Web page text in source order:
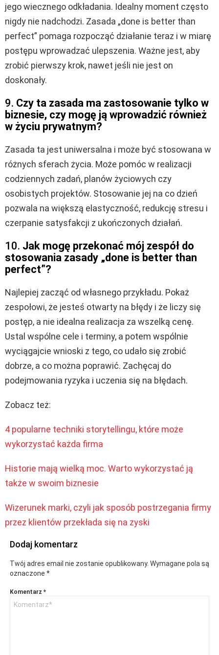
jego wiecznego odkładania. Idealny moment często
nigdy nie nadchodzi. Zasada „done is better than
perfect” pomaga rozpocząć działanie teraz i w miarę
postępu wprowadzać ulepszenia. Ważne jest, aby
zrobić pierwszy krok, nawet jeśli nie jest on
doskonały.
9. Czy ta zasada ma zastosowanie tylko w
biznesie, czy mogę ją wprowadzić również
w życiu prywatnym?
Zasada ta jest uniwersalna i może być stosowana w
różnych sferach życia. Może pomóc w realizacji
codziennych zadań, planów życiowych czy
osobistych projektów. Stosowanie jej na co dzień
pozwala na większą elastyczność, redukcję stresu i
czerpanie satysfakcji z ukończonych działań.
10. Jak mogę przekonać mój zespół do
stosowania zasady „done is better than
perfect”?
Najlepiej zacząć od własnego przykładu. Pokaż
zespołowi, że jesteś otwarty na błędy i że liczy się
postęp, a nie idealna realizacja za wszelką cenę.
Ustal wspólne cele i terminy, a potem wspólnie
wyciągajcie wnioski z tego, co udało się zrobić
dobrze, a co można poprawić. Zachęcaj do
podejmowania ryzyka i uczenia się na błędach.
Zobacz też:
4 popularne techniki storytellingu, które może
wykorzystać każda firma
Historie mają wielką moc. Warto wykorzystać ją
także w swoim biznesie
Wizerunek marki, czyli jak sposób postrzegania firmy
przez klientów przekłada się na zyski
Dodaj komentarz
Twój adres email nie zostanie opublikowany. Wymagane pola są
oznaczone *
Komentarz *